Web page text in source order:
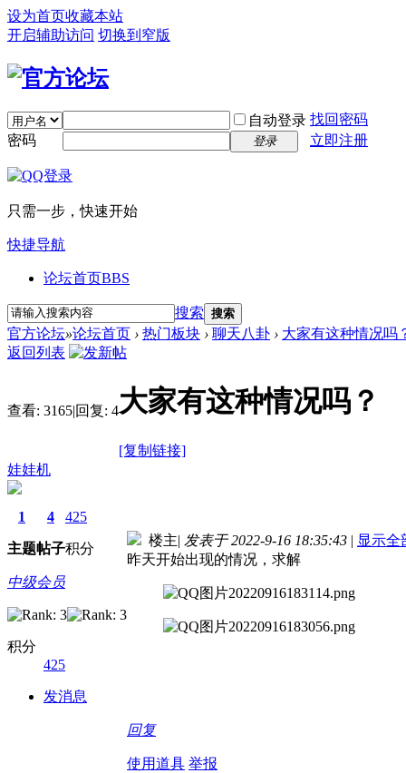
设为首页收藏本站
开启辅助访问 切换到窄版
自动登录 找回密码
密码
登录 立即注册
只需一步，快速开始
快捷导航
论坛首页BBS
搜索 搜索
官方论坛»论坛首页 › 热门板块 › 聊天八卦 › 大家有这种情况吗
返回列表
查看: 3165|回复: 4大家有这种情况吗？
[复制链接]
娃娃机
1
主题
4
帖子
425
积分
中级会员
积分
425
发消息
楼主| 发表于 2022-9-16 18:35:43 | 显示全
昨天开始出现的情况，求解
回复
使用道具 举报